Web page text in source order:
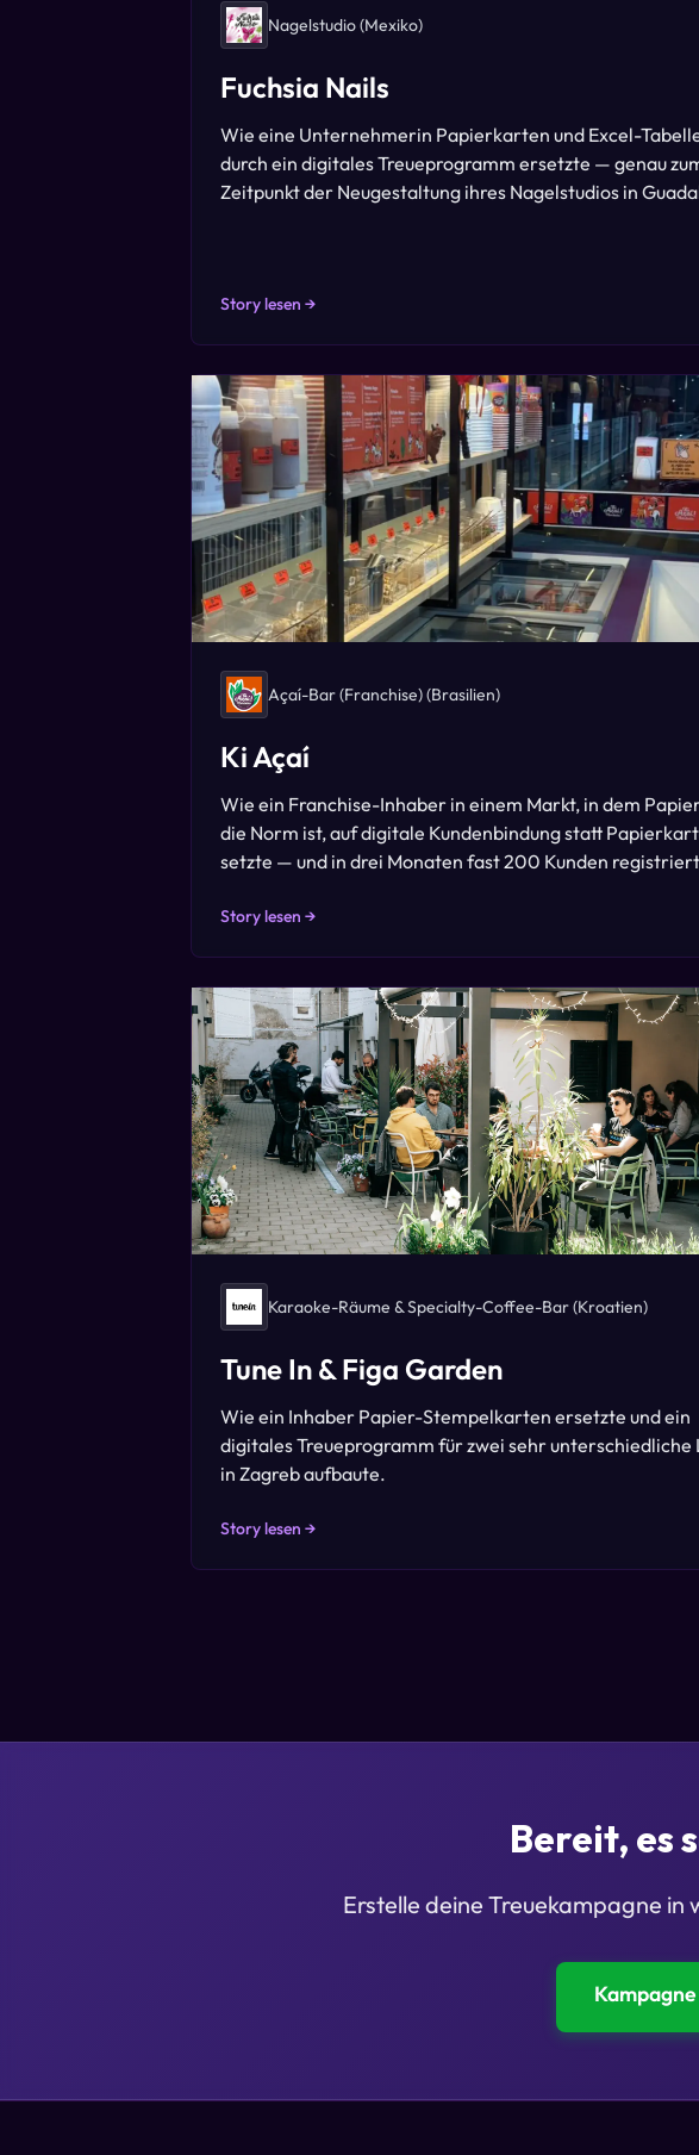
Nagelstudio(Mexiko)
Fuchsia Nails
Wie eine Unternehmerin Papierkarten und Excel-
durch ein digitales Treueprogramm ersetzte — genau
Zeitpunkt der Neugestaltung ihres Nagelstudios in
Story lesen →
Açaí-Bar (Franchise)(Brasilien)
Ki Açaí
Wie ein Franchise-Inhaber in einem Markt, in dem
die Norm ist, auf digitale Kundenbindung statt
setzte — und in drei Monaten fast 200 Kunden
Story lesen →
Karaoke-Räume & Specialty-Coffee-Bar(Kroatien)
Tune In & Figa Garden
Wie ein Inhaber Papier-Stempelkarten ersetzte und ein
digitales Treueprogramm für zwei sehr unterschiedliche
in Zagreb aufbaute.
Story lesen →
Bereit, es
Erstelle deine Treuekampagne